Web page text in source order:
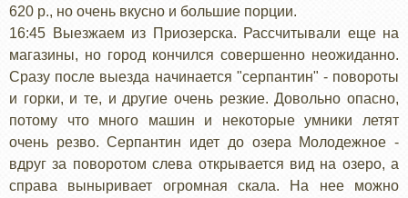
620 р., но очень вкусно и большие порции.
16:45 Выезжаем из Приозерска. Рассчитывали еще на
магазины, но город кончился совершенно неожиданно.
Сразу после выезда начинается "серпантин" - повороты
и горки, и те, и другие очень резкие. Довольно опасно,
потому что много машин и некоторые умники летят
очень резво. Серпантин идет до озера Молодежное -
вдруг за поворотом слева открывается вид на озеро, а
справа выныривает огромная скала. На нее можно